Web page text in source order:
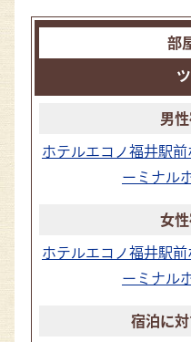
ホテルエコノ福井駅前
ーミナル
ホテルエコノ福井駅前
ーミナル